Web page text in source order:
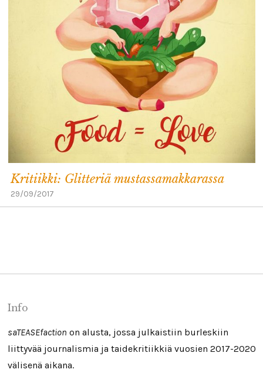
Kritiikki: Glitteriä mustassamakkarassa
29/09/2017
Info
saTEASEfaction on alusta, jossa julkaistiin burleskiin
liittyvää journalismia ja taidekritiikkiä vuosien 2017-2020
välisenä aikana.